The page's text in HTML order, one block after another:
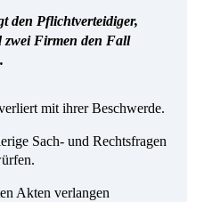
den Pflichtverteidiger,
zwei Firmen den Fall
mit ihrer Beschwerde.
Sach- und Rechtsfragen
Akten verlangen